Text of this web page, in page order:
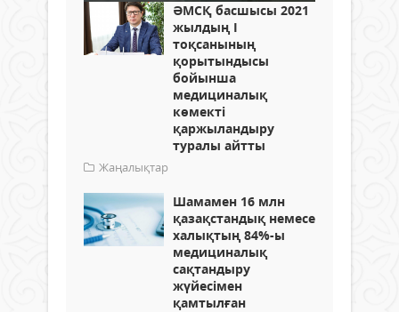
ӘМСҚ басшысы 2021
жылдың I
тоқсанының
қорытындысы
бойынша
медициналық
көмекті
қаржыландыру
туралы айтты
Жаңалықтар
Шамамен 16 млн
қазақстандық немесе
халықтың 84%-ы
медициналық
сақтандыру
жүйесімен
қамтылған